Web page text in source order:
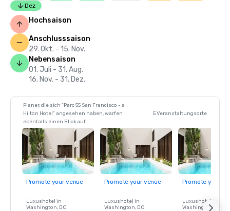
Dez
Hochsaison
Anschlusssaison
29. Okt. - 15. Nov.
Nebensaison
01. Juli - 31. Aug.
16. Nov. - 31. Dez.
Planer, die sich "Parc 55 San Francisco - a
Hilton Hotel" angesehen haben, warfen
ebenfalls einen Blick auf
5 Veranstaltungsorte
Promote your venue
Luxushotel in
Washington, DC
Promote your venue
Luxushotel in
Washington, DC
Promote your
Luxushotel in
Washington